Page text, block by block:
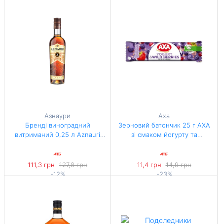
Азнаури
Бренді виноградний
витриманий 0,25 л Aznauri
111,3 грн
127,8 грн
-12%
Аха
Зерновий батончик 25 г АХА
зі смаком йогурту та
11,4 грн 14,9 грн
-23%